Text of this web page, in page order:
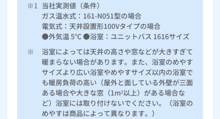
※1 当社実測値（条件）
ガス温水式：161-N051型の場合
電気式：天井設置形100Vタイプの場合
●外気温 5℃ ●浴室：ユニットバス 1616サイズ
※
浴室によっては天井の高さや窓などが大きすぎて
暖まらない場合があります。また、浴室のめやす
サイズより広い浴室やめやすサイズ以内の浴室で
も暖房負荷の高い（屋外と面している外壁が三面
ある場合や大きな窓（1m²以上）がある場合な
ど）浴室には取り付けないでください。（浴室の
めやすは商品によって異なります。）